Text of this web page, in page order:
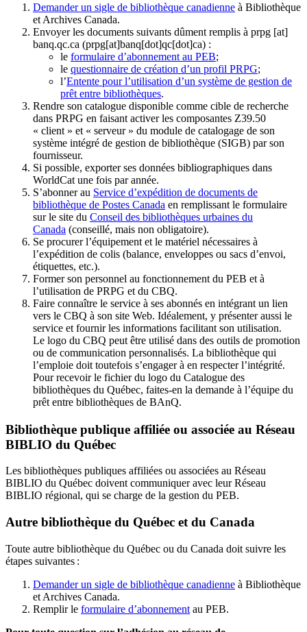
Demander un sigle de bibliothèque canadienne à Bibliothèque
et Archives Canada.
Envoyer les documents suivants dûment remplis à prpg [at]
banq.qc.ca (prpg[at]banq[dot]qc[dot]ca) :
le formulaire d’abonnement au PEB;
le questionnaire de création d’un profil PRPG;
l’Entente pour l’utilisation d’un système de gestion de
prêt entre bibliothèques.
Rendre son catalogue disponible comme cible de recherche
dans PRPG en faisant activer les composantes Z39.50
« client » et « serveur » du module de catalogage de son
système intégré de gestion de bibliothèque (SIGB) par son
fournisseur.
Si possible, exporter ses données bibliographiques dans
WorldCat une fois par année.
S’abonner au Service d’expédition de documents de
bibliothèque de Postes Canada en remplissant le formulaire
sur le site du Conseil des bibliothèques urbaines du
Canada (conseillé, mais non obligatoire).
Se procurer l’équipement et le matériel nécessaires à
l’expédition de colis (balance, enveloppes ou sacs d’envoi,
étiquettes, etc.).
Former son personnel au fonctionnement du PEB et à
l’utilisation de PRPG et du CBQ.
Faire connaître le service à ses abonnés en intégrant un lien
vers le CBQ à son site Web. Idéalement, y présenter aussi le
service et fournir les informations facilitant son utilisation.
Le logo du CBQ peut être utilisé dans des outils de promotion
ou de communication personnalisés. La bibliothèque qui
l’emploie doit toutefois s’engager à en respecter l’intégrité.
Pour recevoir le fichier du logo du Catalogue des
bibliothèques du Québec, faites-en la demande à l’équipe du
prêt entre bibliothèques de BAnQ.
Bibliothèque publique affiliée ou associée au Réseau
BIBLIO du Québec
Les bibliothèques publiques affiliées ou associées au Réseau
BIBLIO du Québec doivent communiquer avec leur Réseau
BIBLIO régional, qui se charge de la gestion du PEB.
Autre bibliothèque du Québec et du Canada
Toute autre bibliothèque du Québec ou du Canada doit suivre les
étapes suivantes :
Demander un sigle de bibliothèque canadienne à Bibliothèque
et Archives Canada.
Remplir le formulaire d’abonnement au PEB.